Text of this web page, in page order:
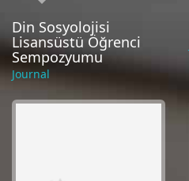
Din Sosyolojisi
Lisansüstü Öğrenci
Sempozyumu
Journal